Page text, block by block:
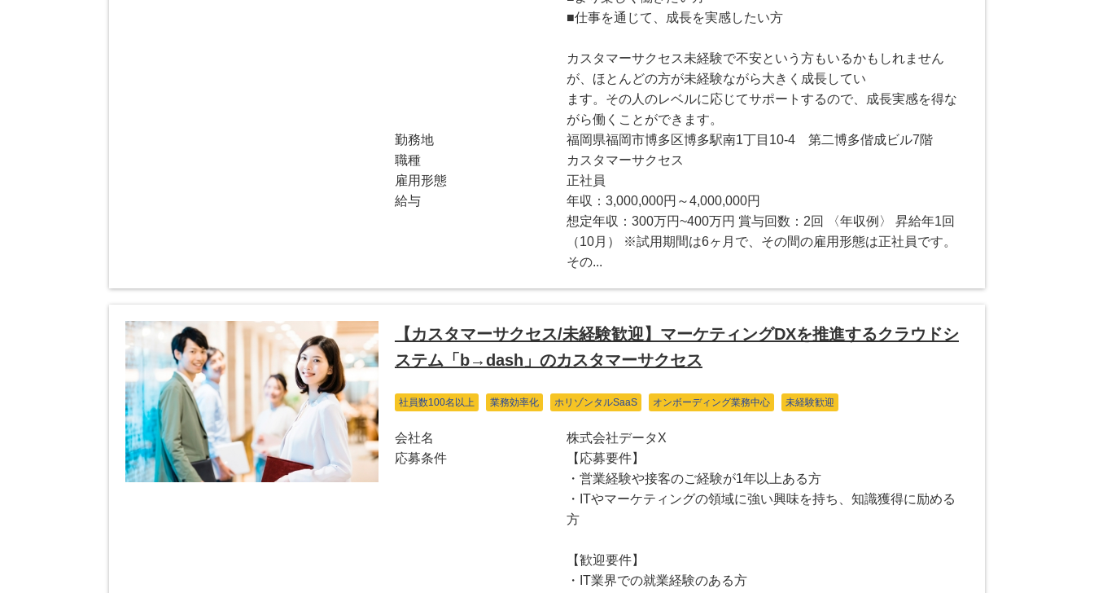
■仕事を通じて、成長を実感したい方
カスタマーサクセス未経験で不安という方もいるかもしれません
が、ほとんどの方が未経験ながら大きく成長してい
ます。その人のレベルに応じてサポートするので、成長実感を得な
がら働くことができます。
勤務地
福岡県福岡市博多区博多駅南1丁目10-4 第二博多偕成ビル7階
職種
カスタマーサクセス
雇用形態
正社員
給与
年収：3,000,000円～4,000,000円
想定年収：300万円~400万円 賞与回数：2回 〈年収例〉 昇給年1回
（10月） ※試用期間は6ヶ月で、その間の雇用形態は正社員です。
その...
【カスタマーサクセス/未経験歓迎】マーケティングDXを推進するクラウドシ
ステム「b→dash」のカスタマーサクセス
社員数100名以上 業務効率化 ホリゾンタルSaaS オンボーディング業務中心 未経験歓迎
会社名
株式会社データX
応募条件
【応募要件】
・営業経験や接客のご経験が1年以上ある方
・ITやマーケティングの領域に強い興味を持ち、知識獲得に励める
方
【歓迎要件】
・IT業界での就業経験のある方